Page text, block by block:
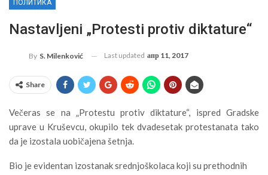
ПОЛИТИКА
Nastavljeni „Protesti protiv diktature“
By S. Milenković Last updated апр 11, 2017
Share
Večeras se na „Protestu protiv diktature“, ispred Gradske
uprave u Kruševcu, okupilo tek dvadesetak protestanata tako
da je izostala uobičajena šetnja.
Bio je evidentan izostanak srednjoškolaca koji su prethodnih